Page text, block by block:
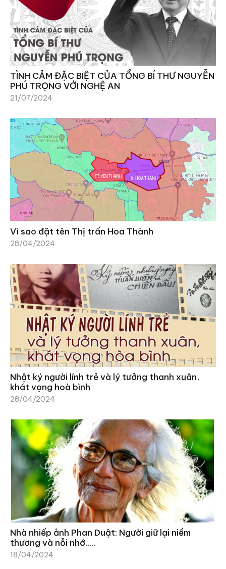
TÌNH CẢM ĐẶC BIỆT CỦA TỔNG BÍ THƯ NGUYỄN
PHÚ TRỌNG VỚI NGHỆ AN
21/07/2024
Vì sao đặt tên Thị trấn Hoa Thành
28/04/2024
Nhật ký người lính trẻ và lý tưởng thanh xuân,
khát vọng hoà bình
28/04/2024
Nhà nhiếp ảnh Phan Duật: Người giữ lại niềm
thương và nỗi nhớ…..
18/04/2024